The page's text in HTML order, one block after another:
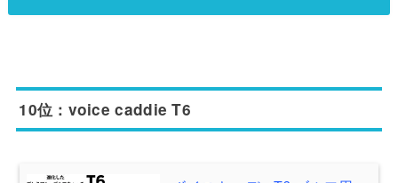
10位：voice caddie T6